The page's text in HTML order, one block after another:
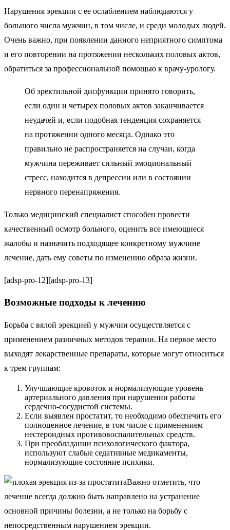
Нарушения эрекции с ее ослаблением наблюдаются у
большого числа мужчин, в том числе, и среди молодых людей.
Очень важно, при появлении данного неприятного симптома
и его повторении на протяжении нескольких половых актов,
обратиться за профессиональной помощью к врачу-урологу.
Об эректильной дисфункции принято говорить,
если один и четырех половых актов заканчивается
неудачей и, если подобная тенденция сохраняется
на протяжении одного месяца. Однако это
правильно не распространяется на случаи, когда
мужчина переживает сильный эмоциональный
стресс, находится в депрессии или в состоянии
нервного перенапряжения.
Только медицинский специалист способен провести
качественный осмотр больного, оценить все имеющиеся
жалобы и назначить подходящее конкретному мужчине
лечение, дать ему советы по изменению образа жизни.
[adsp-pro-12][adsp-pro-13]
Возможные подходы к лечению
Борьба с вялой эрекцией у мужчин осуществляется с
применением различных методов терапии. На первое место
выходят лекарственные препараты, которые могут относиться
к трем группам:
Улучшающие кровоток и нормализующие уровень
артериального давления при нарушении работы
сердечно-сосудистой системы.
Если выявлен простатит, то необходимо обеспечить его
полноценное лечение, в том числе с применением
нестероидных противовоспалительных средств.
При преобладании психологического фактора,
используют слабые седативные медикаменты,
нормализующие состояние психики.
Важно отметить, что
лечение всегда должно быть направлено на устранение
основной причины болезни, а не только на борьбу с
непосредственным нарушением эрекции.